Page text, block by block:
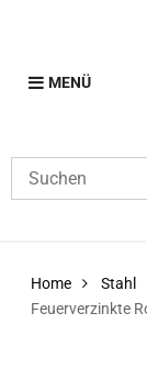
MENÜ
Home Stahl
Feuerverzinkte